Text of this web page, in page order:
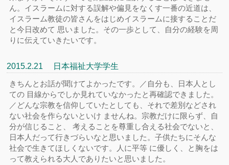
ん。イスラームに対する誤解や偏見をなくす一番の近道は、
イスラーム教徒の皆さんをはじめイスラームに接することだ
と今日改めて 思いました。その一歩として、自分の経験を周
りに伝えていきたいです。
2015.2.21 日本福祉大学学生
きちんとお話が聞けてよかったです。／自分も、日本人とし
ての 目線からでしか見れていなかったと再確認できました。
／どんな宗教を信仰していたとしても、それで差別などされ
ない社会を作らないといけ ませんね。宗教だけに限らず、自
分が信じること、 考えることを尊重し合える社会でないと、
日本人だって行きづらいなと思いました。子供たちにそんな
社会で生きてほしくないです。人に平等 に優しく、と胸をは
って教えられる大人でありたいと思いました。